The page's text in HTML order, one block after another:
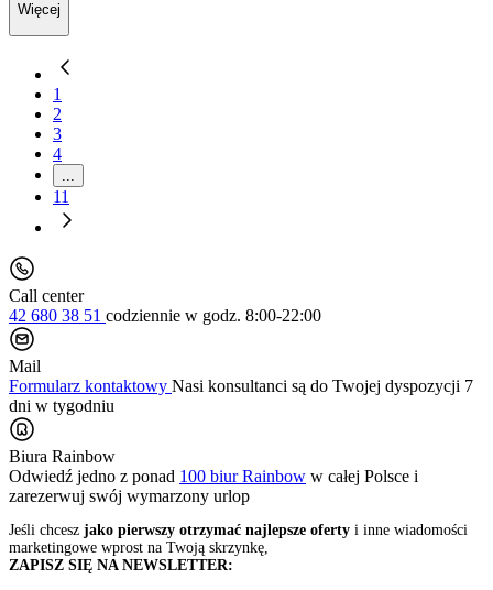
Więcej
1
2
3
4
11
Call center
42 680 38 51 codziennie w godz. 8:00-22:00
Mail
Formularz kontaktowy Nasi konsultanci są do Twojej dyspozycji 7
dni w tygodniu
Biura Rainbow
Odwiedź jedno z ponad 100 biur Rainbow w całej Polsce i
zarezerwuj swój wymarzony urlop
Jeśli chcesz jako pierwszy otrzymać najlepsze oferty i inne wiadomości
marketingowe wprost na Twoją skrzynkę,
ZAPISZ SIĘ NA NEWSLETTER: